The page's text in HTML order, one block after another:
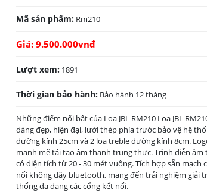
Mã sản phẩm: Rm210
Giá: 9.500.000vnđ
Lượt xem: 1891
Thời gian bảo hành: Bảo hành 12 tháng
Những điểm nổi bật của Loa JBL RM210 Loa JBL
dáng đẹp, hiện đại, lưới thép phía trước bảo vệ hệ
đường kính 25cm và 2 loa treble đường kính 8cm.
mạnh mẽ tái tạo âm thanh trung thực. Trình diễn
có diện tích từ 20 - 30 mét vuông. Tích hợp sẵn mạch
nối không dây bluetooth, mang đến trải nghiệm giải
thống đa dạng các cổng kết nối.